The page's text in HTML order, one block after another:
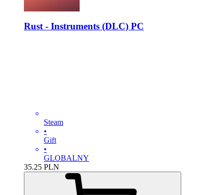
Rust - Instruments (DLC) PC
Steam
•
Gift
•
GLOBALNY
35.25 PLN